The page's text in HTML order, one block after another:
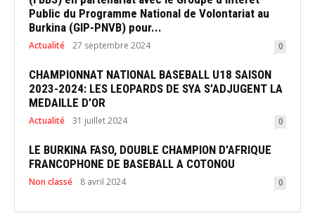
Public du Programme National de Volontariat au
Burkina (GIP-PNVB) pour...
Actualité 27 septembre 2024 0
CHAMPIONNAT NATIONAL BASEBALL U18 SAISON
2023-2024: LES LEOPARDS DE SYA S’ADJUGENT LA
MEDAILLE D’OR
Actualité 31 juillet 2024 0
LE BURKINA FASO, DOUBLE CHAMPION D’AFRIQUE
FRANCOPHONE DE BASEBALL A COTONOU
Non classé 8 avril 2024 0